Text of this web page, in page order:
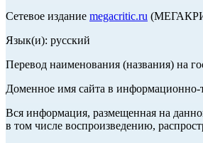
Сетевое издание megacritic.ru
Язык(и): русский
Перевод наименования (названия) на
Доменное имя сайта в информационно-
Вся информация, размещенная на
в том числе воспроизведению,